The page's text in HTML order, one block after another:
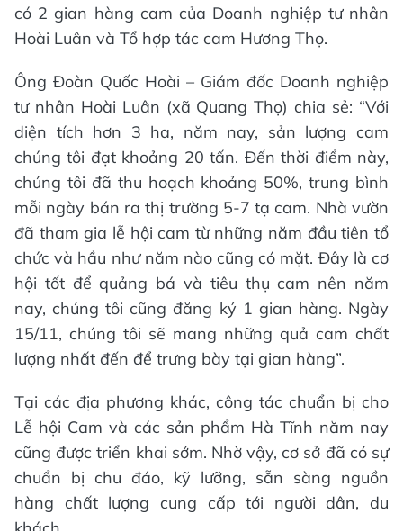
có 2 gian hàng cam của Doanh nghiệp tư nhân
Hoài Luân và Tổ hợp tác cam Hương Thọ.
Ông Đoàn Quốc Hoài – Giám đốc Doanh nghiệp
tư nhân Hoài Luân (xã Quang Thọ) chia sẻ: “Với
diện tích hơn 3 ha, năm nay, sản lượng cam
chúng tôi đạt khoảng 20 tấn. Đến thời điểm này,
chúng tôi đã thu hoạch khoảng 50%, trung bình
mỗi ngày bán ra thị trường 5-7 tạ cam. Nhà vườn
đã tham gia lễ hội cam từ những năm đầu tiên tổ
chức và hầu như năm nào cũng có mặt. Đây là cơ
hội tốt để quảng bá và tiêu thụ cam nên năm
nay, chúng tôi cũng đăng ký 1 gian hàng. Ngày
15/11, chúng tôi sẽ mang những quả cam chất
lượng nhất đến để trưng bày tại gian hàng”.
Tại các địa phương khác, công tác chuẩn bị cho
Lễ hội Cam và các sản phẩm Hà Tĩnh năm nay
cũng được triển khai sớm. Nhờ vậy, cơ sở đã có sự
chuẩn bị chu đáo, kỹ lưỡng, sẵn sàng nguồn
hàng chất lượng cung cấp tới người dân, du